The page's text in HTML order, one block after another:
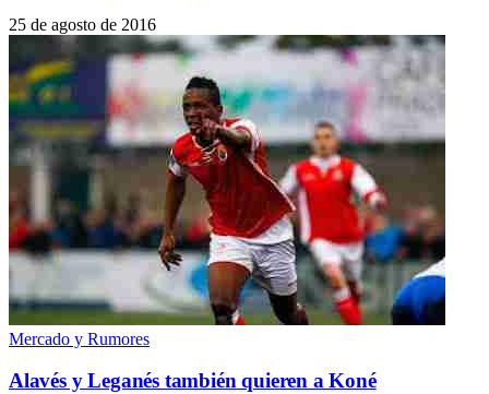
25 de agosto de 2016
Mercado y Rumores
Alavés y Leganés también quieren a Koné